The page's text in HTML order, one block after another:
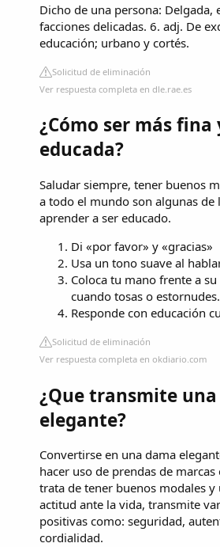
Dicho de una persona: Delgada,
facciones delicadas. 6. adj. De
educación; urbano y cortés.
Solicitud de eliminación
Ver respuesta completa en dle.rae.es
¿Cómo ser más fina
educada?
Saludar siempre, tener buenos
a todo el mundo son algunas de
aprender a ser educado.
Di «por favor» y «gracias»
Usa un tono suave al
Coloca tu mano frente a
cuando tosas o estornudes.
Responde con educación
Solicitud de eliminación
Ver respuesta completa en okdiario.com
¿Que transmite
elegante?
Convertirse en una dama
hacer uso de prendas de marcas
trata de tener buenos modales y
actitud ante la vida, transmite
positivas como: seguridad,
cordialidad.